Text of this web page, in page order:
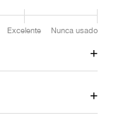
Excelente Nunca usado